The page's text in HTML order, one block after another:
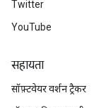
Twitter
YouTube
सहायता
सॉफ़्टवेयर वर्शन ट्रैकर